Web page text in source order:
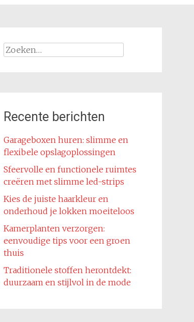
Zoeken
Recente berichten
Garageboxen huren: slimme en
flexibele opslagoplossingen
Sfeervolle en functionele ruimtes
creëren met slimme led-strips
Kies de juiste haarkleur en
onderhoud je lokken moeiteloos
Kamerplanten verzorgen:
eenvoudige tips voor een groen
thuis
Traditionele stoffen herontdekt:
duurzaam en stijlvol in de mode